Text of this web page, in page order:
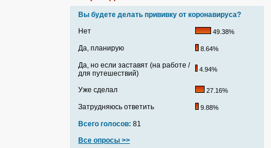
Вы будете делать прививку от коронавируса?
Нет
49.38%
Да, планирую 8.64%
Да, но если заставят (на работе /
для путешествий)
4.94%
Уже сделал 27.16%
Затрудняюсь ответить 9.88%
Всего голосов: 81
Все опросы >>